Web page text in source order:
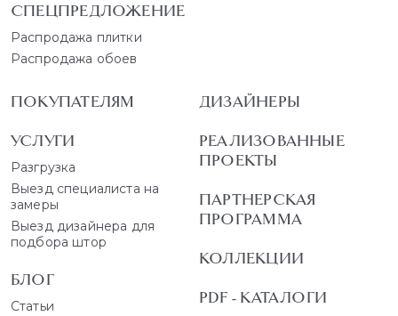
СПЕЦПРЕДЛОЖЕНИЕ
Распродажа плитки
Распродажа обоев
ПОКУПАТЕЛЯМ
УСЛУГИ
Разгрузка
Выезд специалиста на
замеры
Выезд дизайнера для
подбора штор
БЛОГ
Статьи
ДИЗАЙНЕРЫ
РЕАЛИЗОВАННЫЕ
ПРОЕКТЫ
ПАРТНЕРСКАЯ
ПРОГРАММА
КОЛЛЕКЦИИ
PDF - КАТАЛОГИ